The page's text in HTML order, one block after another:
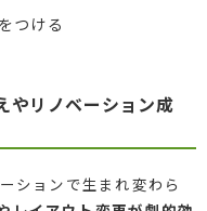
つける
やリノベーション成
ションで生まれ変わら